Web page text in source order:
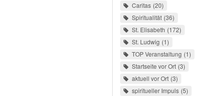
Caritas 20
Spiritualität 36
St. Elisabeth 172
St. Ludwig 1
TOP Veranstaltung 1
Startseite vor Ort 3
aktuell vor Ort 3
spiritueller Impuls 5